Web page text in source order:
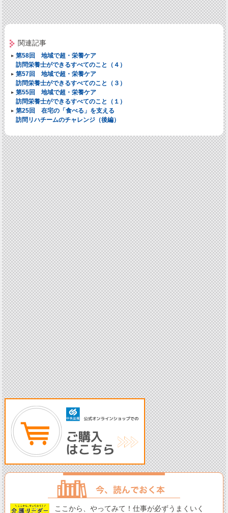
関連記事
第58回 地域で超・栄養ケア
訪問栄養士ができるすべてのこと（４）
第57回 地域で超・栄養ケア
訪問栄養士ができるすべてのこと（３）
第55回 地域で超・栄養ケア
訪問栄養士ができるすべてのこと（１）
第25回 在宅の「食べる」を支える
訪問リハチームのチャレンジ（後編）
ここから、やってみて！仕事が必ずうまくいく